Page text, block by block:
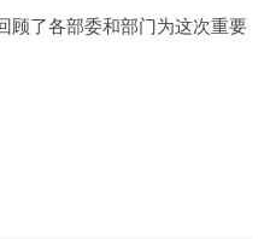
顾了各部委和部门为这次重要